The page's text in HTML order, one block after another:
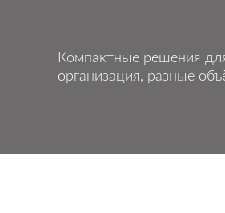
Компактные решения
организация, разные